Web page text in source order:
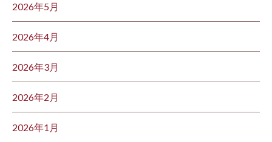
2026年5月
2026年4月
2026年3月
2026年2月
2026年1月